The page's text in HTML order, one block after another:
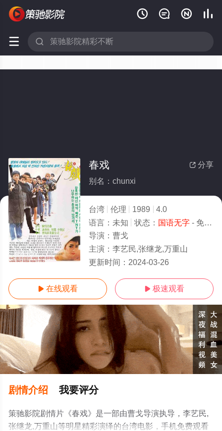
   
 
国语无字
 分享
春戏
别名：chunxi
台湾 伦理 1989
4.0
语言： 未知 状态： 国语无字- 免费在线观看
导演： 曹戈
主演： 李艺民,张继龙,万重山
更新时间： 2024-03-26
 在线观看  极速观看
剧情介绍 我要评分
策驰影院剧情片《春戏》是一部由曹戈导演执导，李艺民,
张继龙,万重山等明星精彩演绎的台湾电影，手机免费观看